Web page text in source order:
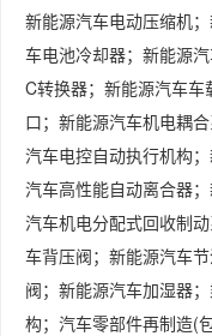
新能源汽车电动压缩机
车电池冷却器；新能源
C转换器；新能源汽车
口；新能源汽车机电耦
汽车电控自动执行机构
汽车高性能自动离合器
汽车机电分配式回收制
车背压阀；新能源汽车
阀；新能源汽车加湿器
构；汽车零部件再制造(